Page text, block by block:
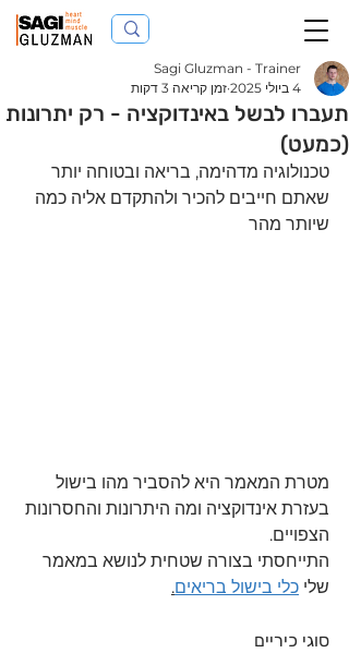
תעברו לבשל באינדוקציה - רק יתרונות
(כמעט)
Sagi Gluzman - Trainer
4 ביולי 2025
זמן קריאה 3 דקות
טכנולוגיה מדהימה, בריאה ובטוחה יותר
שאתם חייבים להכיר ולהתקדם אליה כמה
שיותר מהר
מטרת המאמר היא להסביר מהו בישול
בעזרת אינדוקציה ומה היתרונות והחסרונות
הצפויים.
התייחסתי בצורה שטחית לנושא במאמר
שלי כלי בישול בריאים.
סוגי כיריים